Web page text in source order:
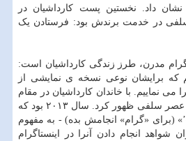
داد. نخستین پست کارداشیان در
سلفی در خدمت برندش بود: فرستادن یک
مدرن، طرز زندگی کارداشیان است:
که برایشان نوعی نسخه ی نمایشی از
نماییم. با خاندان کارداشیان در مقام
دژ عظیم اینستاگرام بود که عصر سلفی ظهور کرد. سال ۲۰۱۳ بود که
عبارت «do it for the ‘gram’» (برای «گرام» انجامش بده) - به مفهوم
شواهد انجام دادن آنرا در اینستاگرام